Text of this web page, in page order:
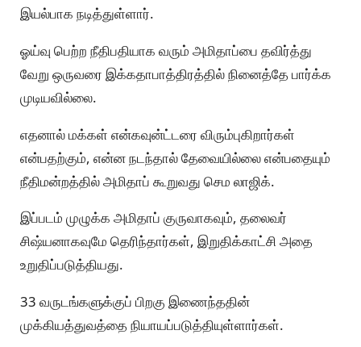
இயல்பாக நடித்துள்ளார்.
ஓய்வு பெற்ற நீதிபதியாக வரும் அமிதாப்பை தவிர்த்து
வேறு ஒருவரை இக்கதாபாத்திரத்தில் நினைத்தே பார்க்க
முடியவில்லை.
எதனால் மக்கள் என்கவுன்ட்டரை விரும்புகிறார்கள்
என்பதற்கும், என்ன நடந்தால் தேவையில்லை என்பதையும்
நீதிமன்றத்தில் அமிதாப் கூறுவது செம லாஜிக்.
இப்படம் முழுக்க அமிதாப் குருவாகவும், தலைவர்
சிஷ்யனாகவுமே தெரிந்தார்கள், இறுதிக்காட்சி அதை
உறுதிப்படுத்தியது.
33 வருடங்களுக்குப் பிறகு இணைந்ததின்
முக்கியத்துவத்தை நியாயப்படுத்தியுள்ளார்கள்.